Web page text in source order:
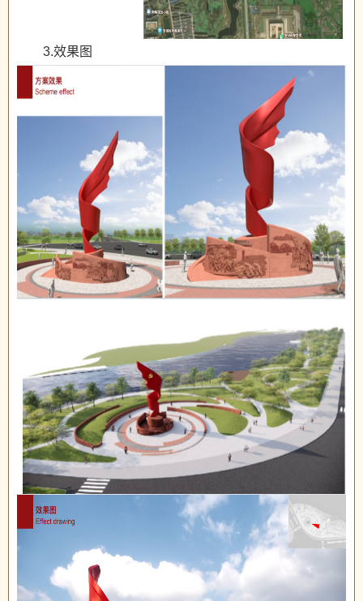
3.效果图